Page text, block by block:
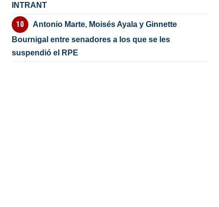
INTRANT
Antonio Marte, Moisés Ayala y Ginnette
Bournigal entre senadores a los que se les
suspendió el RPE